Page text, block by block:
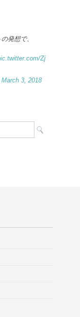
発想で、
Zj
March 3, 2018